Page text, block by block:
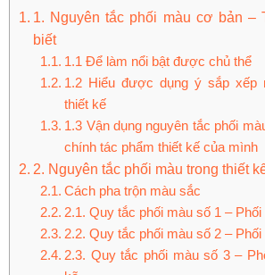
1. Nguyên tắc phối màu cơ bản –
biết
1.1 Để làm nổi bật được chủ thể
1.2 Hiểu được dụng ý sắp xếp
thiết kế
1.3 Vận dụng nguyên tắc phối
chính tác phẩm thiết kế của mình
2. Nguyên tắc phối màu trong thiết
Cách pha trộn màu sắc
2.1. Quy tắc phối màu số 1 –
2.2. Quy tắc phối màu số 2 –
2.3. Quy tắc phối màu số 3 –